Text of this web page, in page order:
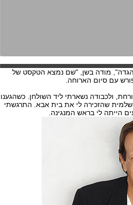
מודה בשן, "שם נמצא הטקסט של
עם סיום הארוחה.
ולכבודה נשארתי ליד השולחן. כשהגענו
שהזכירה לי את בית אבא. התרגשתי
הייתה לי בראש המנגינה.